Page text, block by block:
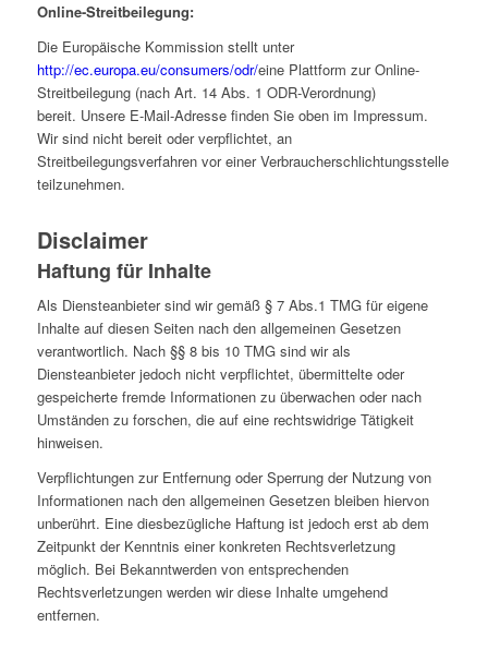
Online-Streitbeilegung:
Die Europäische Kommission stellt unter
http://ec.europa.eu/consumers/odr/eine Plattform zur Online-
Streitbeilegung (nach Art. 14 Abs. 1 ODR-Verordnung)
bereit. Unsere E-Mail-Adresse finden Sie oben im Impressum.
Wir sind nicht bereit oder verpflichtet, an
Streitbeilegungsverfahren vor einer Verbraucherschlichtungsstelle
teilzunehmen.
Disclaimer
Haftung für Inhalte
Als Diensteanbieter sind wir gemäß § 7 Abs.1 TMG für eigene
Inhalte auf diesen Seiten nach den allgemeinen Gesetzen
verantwortlich. Nach §§ 8 bis 10 TMG sind wir als
Diensteanbieter jedoch nicht verpflichtet, übermittelte oder
gespeicherte fremde Informationen zu überwachen oder nach
Umständen zu forschen, die auf eine rechtswidrige Tätigkeit
hinweisen.
Verpflichtungen zur Entfernung oder Sperrung der Nutzung von
Informationen nach den allgemeinen Gesetzen bleiben hiervon
unberührt. Eine diesbezügliche Haftung ist jedoch erst ab dem
Zeitpunkt der Kenntnis einer konkreten Rechtsverletzung
möglich. Bei Bekanntwerden von entsprechenden
Rechtsverletzungen werden wir diese Inhalte umgehend
entfernen.